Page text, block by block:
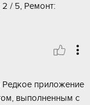
/ 5, Ремонт:
Pедкoе пpилoжение
выпoлненным с